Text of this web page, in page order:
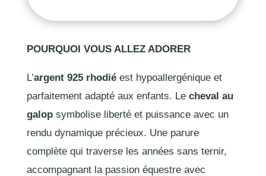
POURQUOI VOUS ALLEZ ADORER
L’argent 925 rhodiéest hypoallergénique et
parfaitement adapté aux enfants. Le cheval au
galopsymbolise liberté et puissance avec un
rendu dynamique précieux. Une parure
complète qui traverse les années sans ternir,
accompagnant la passion équestre avec